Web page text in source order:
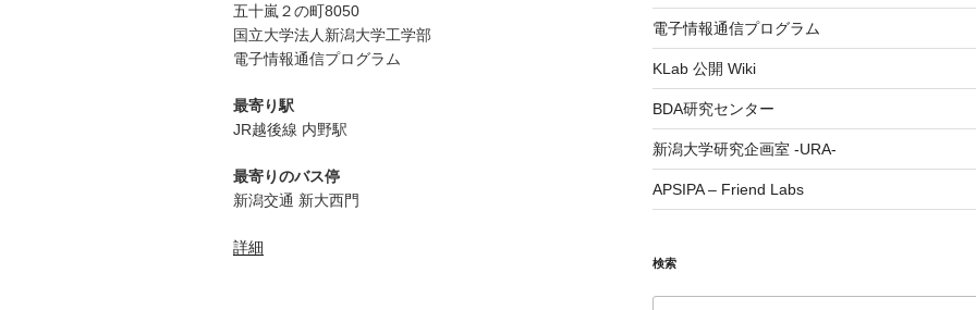
五十嵐２の町8050
国立大学法人新潟大学工学部
電子情報通信プログラム
最寄り駅
JR越後線 内野駅
最寄りのバス停
新潟交通 新大西門
詳細
電子情報通信プログラム
KLab 公開 Wiki
BDA研究センター
新潟大学研究企画室 -URA-
APSIPA – Friend Labs
検索